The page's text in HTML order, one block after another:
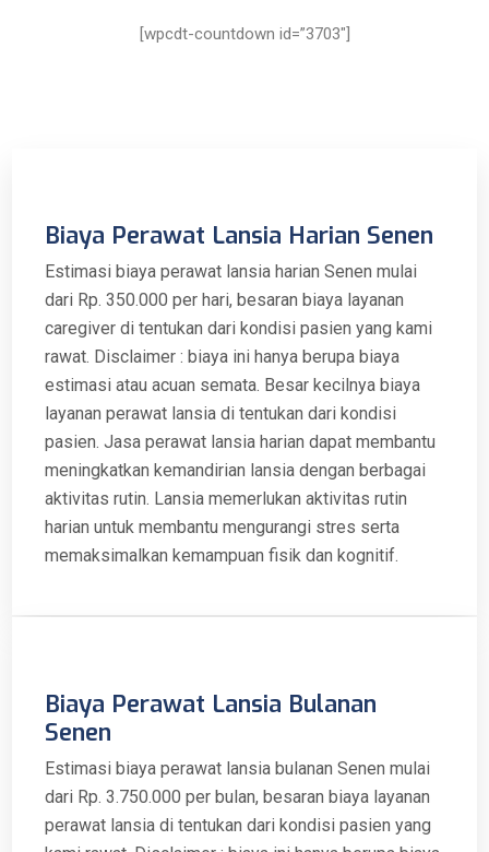
[wpcdt-countdown id=”3703″]
Biaya Perawat Lansia Harian Senen
Estimasi biaya perawat lansia harian Senen mulai
dari Rp. 350.000 per hari, besaran biaya layanan
caregiver di tentukan dari kondisi pasien yang kami
rawat. Disclaimer : biaya ini hanya berupa biaya
estimasi atau acuan semata. Besar kecilnya biaya
layanan perawat lansia di tentukan dari kondisi
pasien. Jasa perawat lansia harian dapat membantu
meningkatkan kemandirian lansia dengan berbagai
aktivitas rutin. Lansia memerlukan aktivitas rutin
harian untuk membantu mengurangi stres serta
memaksimalkan kemampuan fisik dan kognitif.
Biaya Perawat Lansia Bulanan
Senen
Estimasi biaya perawat lansia bulanan Senen mulai
dari Rp. 3.750.000 per bulan, besaran biaya layanan
perawat lansia di tentukan dari kondisi pasien yang